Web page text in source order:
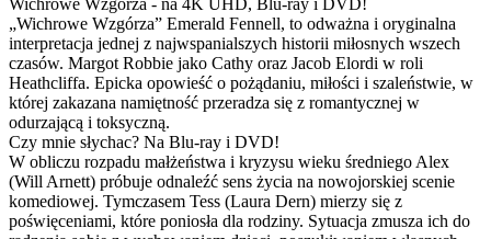
Wichrowe Wzgórza - na 4K UHD, Blu-ray i DVD!
„Wichrowe Wzgórza” Emerald Fennell, to odważna i oryginalna
interpretacja jednej z najwspanialszych historii miłosnych wszech
czasów. Margot Robbie jako Cathy oraz Jacob Elordi w roli
Heathcliffa. Epicka opowieść o pożądaniu, miłości i szaleństwie, w
której zakazana namiętność przeradza się z romantycznej w
odurzającą i toksyczną.
Czy mnie słychac? Na Blu-ray i DVD!
W obliczu rozpadu małżeństwa i kryzysu wieku średniego Alex
(Will Arnett) próbuje odnaleźć sens życia na nowojorskiej scenie
komediowej. Tymczasem Tess (Laura Dern) mierzy się z
poświęceniami, które poniosła dla rodziny. Sytuacja zmusza ich do